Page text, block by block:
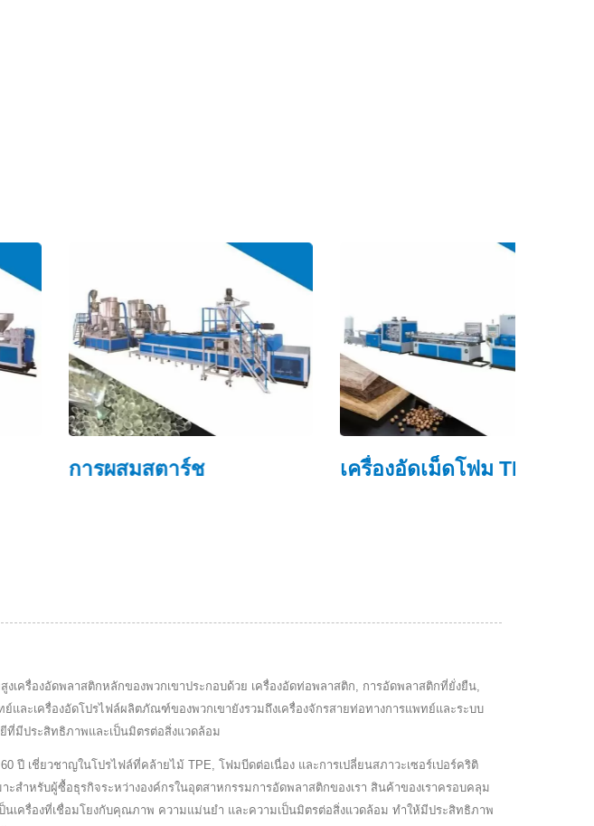
การผสมสตาร์ช เครื่องอัดเม็ดโฟม TPE
เครื่องอัดพลาสติกหลักของพวกเขาประกอบด้วย เครื่องอัดท่อพลาสติก, การอัดพลาสติกที่ยั่งยืน,
และเครื่องอัดโปรไฟล์ผลิตภัณฑ์ของพวกเขายังรวมถึงเครื่องจักรสายท่อทางการแพทย์และระบบ
ที่มีประสิทธิภาพและเป็นมิตรต่อสิ่งแวดล้อม
ปี เชี่ยวชาญในโปรไฟล์ที่คล้ายไม้ TPE, โฟมบีดต่อเนื่อง และการเปลี่ยนสภาวะเซอร์เปอร์คริติ
สำหรับผู้ซื้อธุรกิจระหว่างองค์กรในอุตสาหกรรมการอัดพลาสติกของเรา สินค้าของเราครอบคลุม
ป็นเครื่องที่เชื่อมโยงกับคุณภาพ ความแม่นยำ และความเป็นมิตรต่อสิ่งแวดล้อม ทำให้มีประสิทธิภาพ